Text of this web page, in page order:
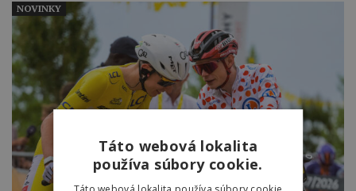
NOVINKY
Táto webová lokalita
používa súbory cookie.